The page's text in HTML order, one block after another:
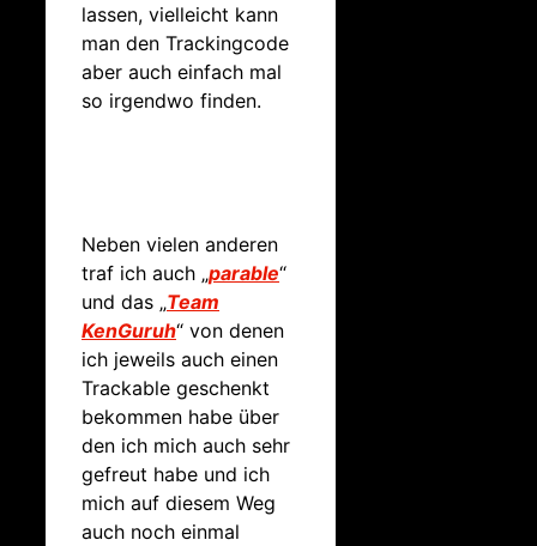
lassen, vielleicht kann
man den Trackingcode
aber auch einfach mal
so irgendwo finden.
Neben vielen anderen
traf ich auch „parable“
und das „Team
KenGuruh“ von denen
ich jeweils auch einen
Trackable geschenkt
bekommen habe über
den ich mich auch sehr
gefreut habe und ich
mich auf diesem Weg
auch noch einmal